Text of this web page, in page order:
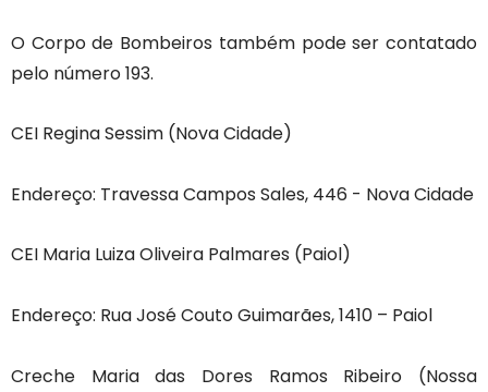
O Corpo de Bombeiros também pode ser contatado
pelo número 193.
CEI Regina Sessim (Nova Cidade)
Endereço: Travessa Campos Sales, 446 - Nova Cidade
CEI Maria Luiza Oliveira Palmares (Paiol)
Endereço: Rua José Couto Guimarães, 1410 – Paiol
Creche Maria das Dores Ramos Ribeiro (Nossa